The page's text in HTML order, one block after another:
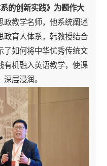
的创新实践》为题作大
政教学名师，他系统阐述
政育人体系，韩教授结合
了如何将中华优秀传统文
有机融入英语教学，使课
层浸润。